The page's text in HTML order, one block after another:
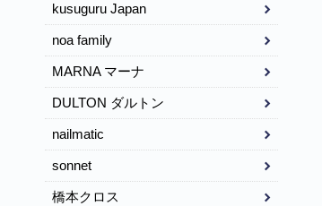
kusuguru Japan
noa family
MARNA マーナ
DULTON ダルトン
nailmatic
sonnet
橋本クロス